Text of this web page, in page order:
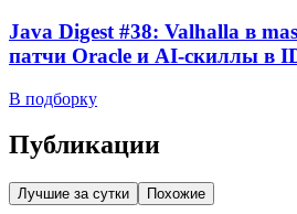
Java Digest #38: Valhalla в
патчи Oracle и AI-скиллы в
В подборку
Публикации
Лучшие за сутки Похожие